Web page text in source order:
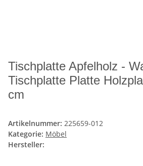
Tischplatte Apfelholz -
Tischplatte Platte
cm
Artikelnummer: 225659-012
Kategorie: Möbel
Hersteller: